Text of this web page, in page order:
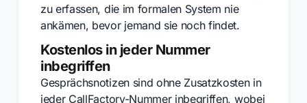
zu erfassen, die im formalen System nie
ankämen, bevor jemand sie noch findet.
Kostenlos in jeder Nummer
inbegriffen
Gesprächsnotizen sind ohne Zusatzkosten in
jeder CallFactory-Nummer inbegriffen, wobei